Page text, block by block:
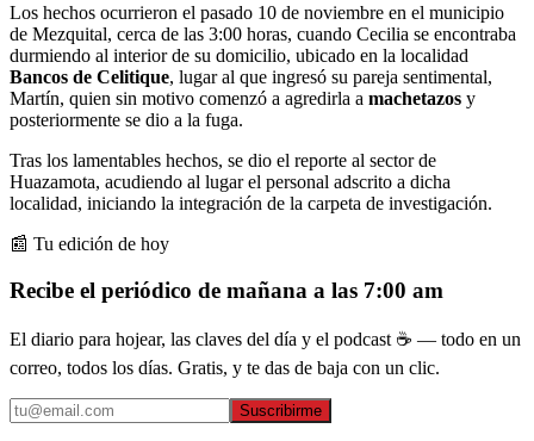
Los hechos ocurrieron el pasado 10 de noviembre en el municipio
de Mezquital, cerca de las 3:00 horas, cuando Cecilia se encontraba
durmiendo al interior de su domicilio, ubicado en la localidad
Bancos de Celitique, lugar al que ingresó su pareja sentimental,
Martín, quien sin motivo comenzó a agredirla a machetazos y
posteriormente se dio a la fuga.
Tras los lamentables hechos, se dio el reporte al sector de
Huazamota, acudiendo al lugar el personal adscrito a dicha
localidad, iniciando la integración de la carpeta de investigación.
📰 Tu edición de hoy
Recibe el periódico de mañana a las 7:00 am
El diario para hojear, las claves del día y el podcast ☕ — todo en un
correo, todos los días. Gratis, y te das de baja con un clic.
Suscribirme